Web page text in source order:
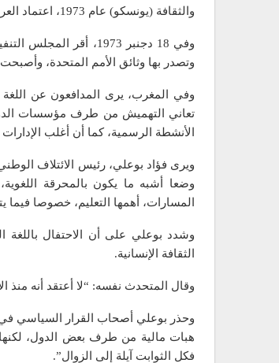
والثقافة (يونسكو) عام 1973، اعتماد العربية لغة أممية.
وفي 18 دجنبر 1973،
وتصدر بها وثائق الأمم المتحدة، وأصبحت
وفي المغرب، يرى المدافعون عن اللغة
تعاني التهميش من طرف مؤسسات
الأنشطة الرسمية، كما أن أغلب
وضعا أشبه ما يكون بالمحرقة
المسارات، أهمها التعليم، خصوصا فيما
وشدد بوعلي على أن الاحتفال باللغة
الثقافة الإنسانية.
وقال المتحدث نفسه: “لا أعتقد أنه منذ
وحذر بوعلي أصحاب القرار السياسي في
هبات مالية من طرف بعض الدول،
فكل الثوابت آيلة إلى الزوال”.